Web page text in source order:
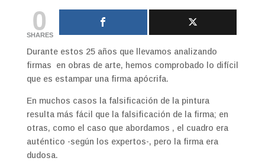
0
SHARES
Durante estos 25 años que llevamos analizando
firmas en obras de arte, hemos comprobado lo difícil
que es estampar una firma apócrifa.
En muchos casos la falsificación de la pintura
resulta más fácil que la falsificación de la firma; en
otras, como el caso que abordamos , el cuadro era
auténtico -según los expertos-, pero la firma era
dudosa.